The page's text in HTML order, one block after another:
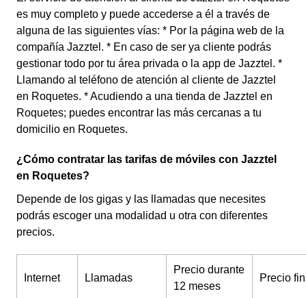
es muy completo y puede accederse a él a través de
alguna de las siguientes vías: * Por la página web de la
compañía Jazztel. * En caso de ser ya cliente podrás
gestionar todo por tu área privada o la app de Jazztel. *
Llamando al teléfono de atención al cliente de Jazztel
en Roquetes. * Acudiendo a una tienda de Jazztel en
Roquetes; puedes encontrar las más cercanas a tu
domicilio en Roquetes.
¿Cómo contratar las tarifas de móviles con Jazztel
en Roquetes?
Depende de los gigas y las llamadas que necesites
podrás escoger una modalidad u otra con diferentes
precios.
Internet Llamadas
Precio durante
12 meses
Precio